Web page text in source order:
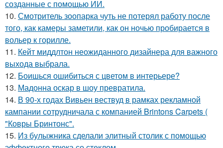
созданные с помощью ИИ.
10. Смотритель зоопарка чуть не потерял работу после
того, как камеры заметили, как он ночью пробирается в
вольер к горилле.
11. Кейт миддлтон неожиданного дизайнера для важного
выхода выбрала.
12. Боишься ошибиться с цветом в интерьере?
13. Мадонна оскар в шоу превратила.
14. В 90-х годах Вивьен вествуд в рамках рекламной
кампании сотрудничала с компанией Brintons Carpets (
"Ковры Бринтонс".
15. Из булыжника сделали элитный столик с помощью